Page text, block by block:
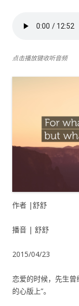
点击播放键收听音频
作者 |舒舒
播音 | 舒舒
2015/04/23
恋爱的时候，先生
的心版上”。